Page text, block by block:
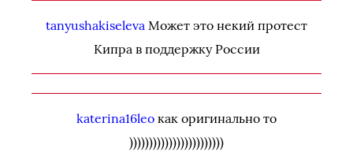
tanyushakiseleva Может это некий протест
Кипра в поддержку России
katerina16leo как оригинально то
))))))))))))))))))))))))